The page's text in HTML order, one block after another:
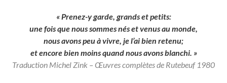
« Prenez-y garde, grands et petits:
une fois que nous sommes nés et venus au monde,
nous avons peu à vivre, je l’ai bien retenu;
et encore bien moins quand nous avons blanchi. »
Traduction Michel Zink – Œuvres complètes de Rutebeuf 1980